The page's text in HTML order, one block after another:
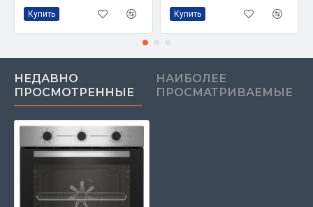
Купить Купить
НЕДАВНО
ПРОСМОТРЕННЫЕ
НАИБОЛЕЕ
ПРОСМАТРИВАЕМЫЕ